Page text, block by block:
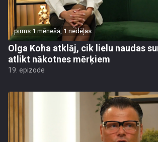
pirms 1 mēneša, 1 nedēļas
Olga Koha atklāj, cik lielu naudas
atlikt nākotnes mērķiem
19. epizode